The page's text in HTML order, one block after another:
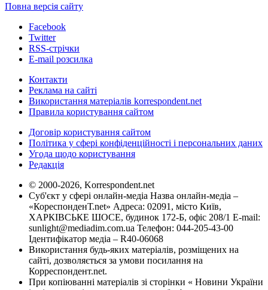
Повна версія сайту
Facebook
Twitter
RSS-стрічки
E-mail розсилка
Контакти
Реклама на сайті
Використання матеріалів korrespondent.net
Правила користування сайтом
Договір користування сайтом
Політика у сфері конфіденційності і персональних даних
Угода щодо користування
Редакція
© 2000-2026, Korrespondent.net
Суб'єкт у сфері онлайн-медіа Назва онлайн-медіа –
«КореспонденТ.net» Адреса: 02091, місто Київ,
ХАРКІВСЬКЕ ШОСЕ, будинок 172-Б, офіс 208/1 E-mail:
sunlight@mediadim.com.ua Телефон: 044-205-43-00
Ідентифікатор медіа – R40-06068
Використання будь-яких матеріалів, розміщених на
сайті, дозволяється за умови посилання на
Корреспондент.net.
При копіюванні матеріалів зі сторінки « Новини України